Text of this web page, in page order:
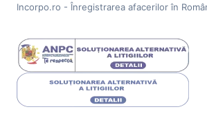
Incorpo.ro - Înregistrarea afacerilor în